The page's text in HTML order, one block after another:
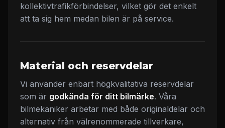
kollektivtrafikförbindelser, vilket gör det enkelt
att ta sig hem medan bilen är på service.
Material och reservdelar
Vi använder enbart högkvalitativa reservdelar
som är godkända för ditt bilmärke. Våra
bilmekaniker arbetar med både originaldelar och
alternativ från välrenommerade tillverkare,